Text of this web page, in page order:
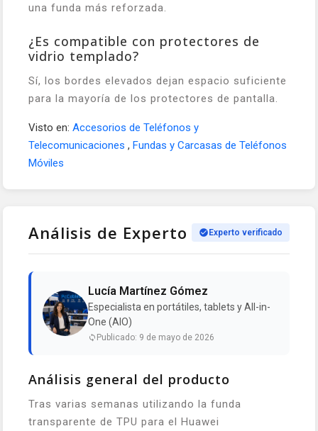
una funda más reforzada.
¿Es compatible con protectores de
vidrio templado?
Sí, los bordes elevados dejan espacio suficiente
para la mayoría de los protectores de pantalla.
Visto en: Accesorios de Teléfonos y
Telecomunicaciones , Fundas y Carcasas de Teléfonos
Móviles
Análisis de Experto Experto verificado
Lucía Martínez Gómez
Especialista en portátiles, tablets y All-in-
One (AIO)
Publicado: 9 de mayo de 2026
Análisis general del producto
Tras varias semanas utilizando la funda
transparente de TPU para el Huawei